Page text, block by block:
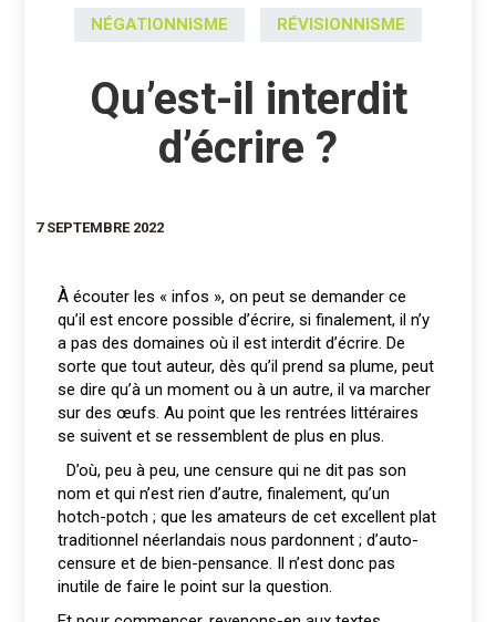
NÉGATIONNISME RÉVISIONNISME
Qu’est-il interdit
d’écrire ?
7 SEPTEMBRE 2022
À écouter les « infos », on peut se demander ce
qu’il est encore possible d’écrire, si finalement, il n’y
a pas des domaines où il est interdit d’écrire. De
sorte que tout auteur, dès qu’il prend sa plume, peut
se dire qu’à un moment ou à un autre, il va marcher
sur des œufs. Au point que les rentrées littéraires
se suivent et se ressemblent de plus en plus.
D’où, peu à peu, une censure qui ne dit pas son
nom et qui n’est rien d’autre, finalement, qu’un
hotch-potch ; que les amateurs de cet excellent plat
traditionnel néerlandais nous pardonnent ; d’auto-
censure et de bien-pensance. Il n’est donc pas
inutile de faire le point sur la question.